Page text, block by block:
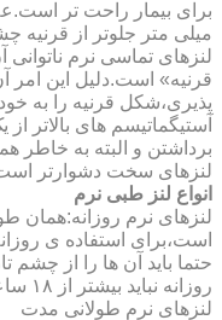
برای بیمار راحت تر
میلی متر جلوتر از قرنیه
لنزهای تماسی نرم
قرنیه» است.دلیل این
پذیری،شکل قرنیه را به
آستیگماتیسم های بالاتر
برداشتن و البته به خاطر
لنزهای سخت دشوارتر
انواع لنز طبی نرم
لنزهای نرم روزانه:همان
است،برای استفاده ی
حتما باید آن ها را از چشم
روزانه نباید بیشتر از ۱۸ ساعت در طول روز استفاده کنید.
لنزهای نرم طولانی مدت